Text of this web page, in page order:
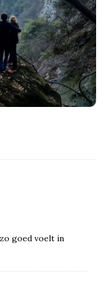
goed voelt in